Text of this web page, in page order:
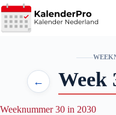
Ga
naar
de
← Week
Weeknummer 30 in 2030